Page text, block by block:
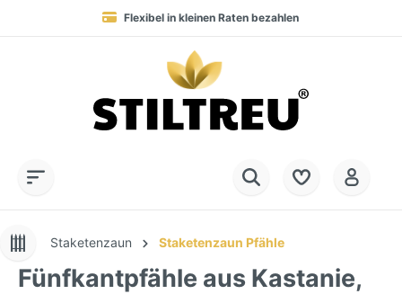
Flexibel in kleinen Raten bezahlen
Blitzversand in 1-2 Werktagen nach DE, AT & NL
+49 (0) 28 32 - 408 990 0
Dauerhaft hohe Warenverfügbarkeit
SSL-verschlüsselt online einkaufen
Staketenzaun Staketenzaun Pfähle
Fünfkantpfähle aus Kastanie,